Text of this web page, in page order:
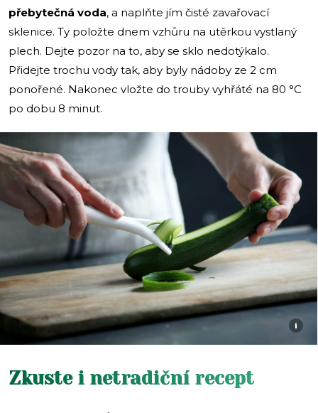
přebytečná voda, a naplňte jím čisté zavařovací
sklenice. Ty položte dnem vzhůru na utěrkou vystlaný
plech. Dejte pozor na to, aby se sklo nedotýkalo.
Přidejte trochu vody tak, aby byly nádoby ze 2 cm
ponořené. Nakonec vložte do trouby vyhřáté na 80 °C
po dobu 8 minut.
i
Zkuste i netradiční recept